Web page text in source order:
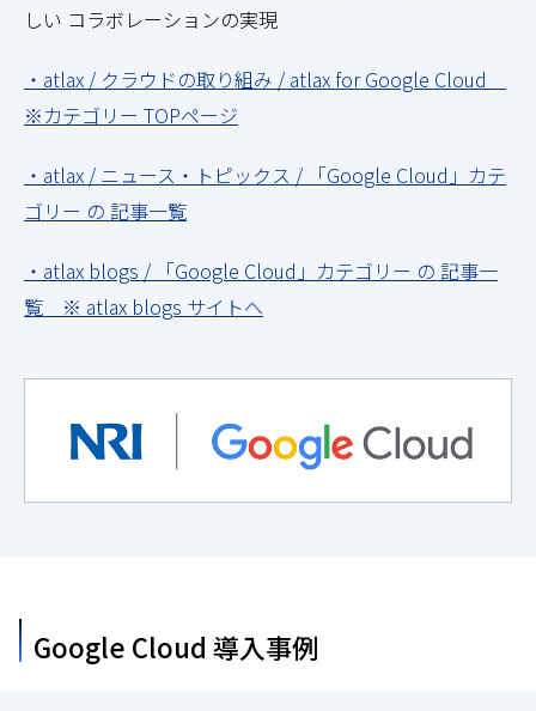
しい コラボレーションの実現
・atlax / クラウドの取り組み / atlax for Google Cloud
※カテゴリー TOPページ
・atlax / ニュース・トピックス / 「Google Cloud」カテ
ゴリー の 記事一覧
・atlax blogs / 「Google Cloud」カテゴリー の 記事一
覧 ※ atlax blogs サイトへ
Google Cloud 導入事例